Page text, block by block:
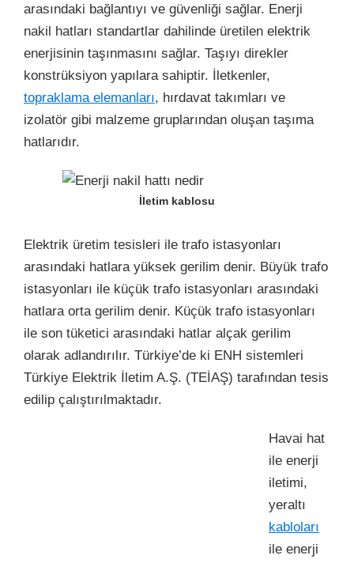
arasındaki bağlantıyı ve güvenliği sağlar. Enerji
nakil hatları standartlar dahilinde üretilen elektrik
enerjisinin taşınmasını sağlar. Taşıyı direkler
konstrüksiyon yapılara sahiptir. İletkenler,
topraklama elemanları, hırdavat takımları ve
izolatör gibi malzeme gruplarından oluşan taşıma
hatlarıdır.
İletim kablosu
Elektrik üretim tesisleri ile trafo istasyonları
arasındaki hatlara yüksek gerilim denir. Büyük trafo
istasyonları ile küçük trafo istasyonları arasındaki
hatlara orta gerilim denir. Küçük trafo istasyonları
ile son tüketici arasındaki hatlar alçak gerilim
olarak adlandırılır. Türkiye’de ki ENH sistemleri
Türkiye Elektrik İletim A.Ş. (TEİAŞ) tarafından tesis
edilip çalıştırılmaktadır.
Havai hat
ile enerji
iletimi,
yeraltı
kabloları
ile enerji